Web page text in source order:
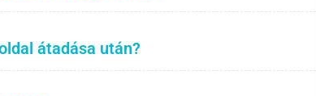
átadása után?